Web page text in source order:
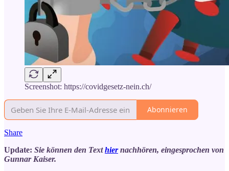
Screenshot: https://covidgesetz-nein.ch/
Abonnieren
Share
Update: Sie können den Texthiernachhören, eingesprochen von
Gunnar Kaiser.